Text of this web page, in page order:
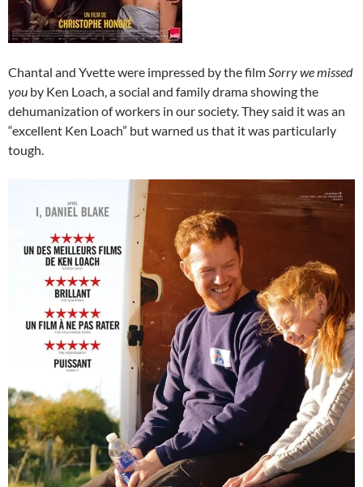
Chantal and Yvette were impressed by the filmSorry we missed
you by Ken Loach, a social and family drama showing the
dehumanization of workers in our society. They said it was an
“excellent Ken Loach” but warned us that it was particularly
tough.